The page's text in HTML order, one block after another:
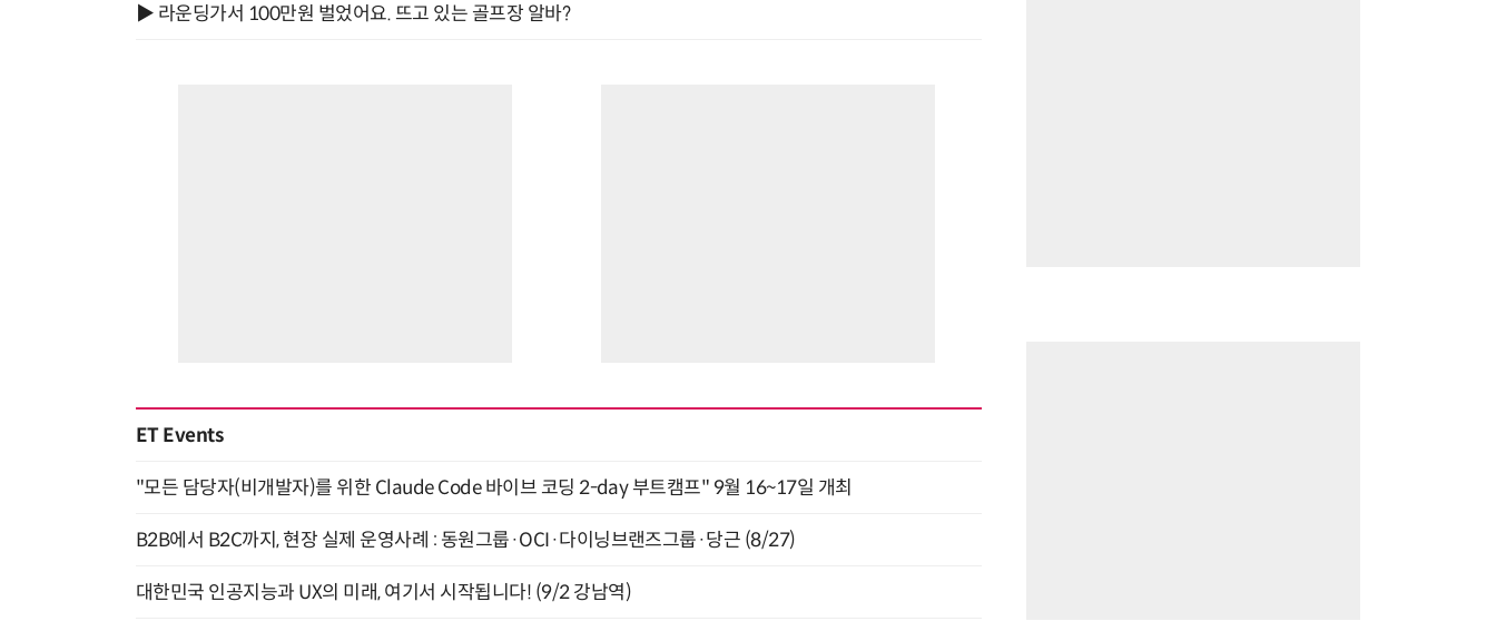
▶ 라운딩가서 100만원 벌었어요. 뜨고 있는 골프장 알바?
ET Events
"모든 담당자(비개발자)를 위한 Claude Code 바이브 코딩 2-day 부트캠프" 9월 16~17일 개최
B2B에서 B2C까지, 현장 실제 운영사례 : 동원그룹·OCI·다이닝브랜즈그룹·당근 (8/27)
대한민국 인공지능과 UX의 미래, 여기서 시작됩니다! (9/2 강남역)